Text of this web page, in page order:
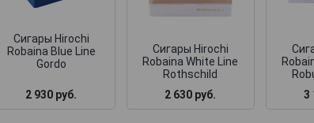
Сигары Hirochi
Robaina Blue Line
Gordo
2 930 руб.
Сигары Hirochi
Robaina White Line
Rothschild
2 630 руб.
3